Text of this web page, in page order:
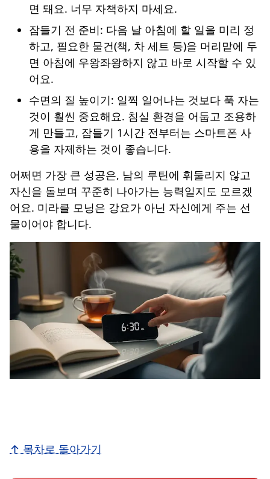
면 돼요. 너무 자책하지 마세요.
잠들기 전 준비: 다음 날 아침에 할 일을 미리 정
하고, 필요한 물건(책, 차 세트 등)을 머리맡에 두
면 아침에 우왕좌왕하지 않고 바로 시작할 수 있
어요.
수면의 질 높이기: 일찍 일어나는 것보다 푹 자는
것이 훨씬 중요해요. 침실 환경을 어둡고 조용하
게 만들고, 잠들기 1시간 전부터는 스마트폰 사
용을 자제하는 것이 좋습니다.
어쩌면 가장 큰 성공은, 남의 루틴에 휘둘리지 않고
자신을 돌보며 꾸준히 나아가는 능력일지도 모르겠
어요. 미라클 모닝은 강요가 아닌 자신에게 주는 선
물이어야 합니다.
↑ 목차로 돌아가기